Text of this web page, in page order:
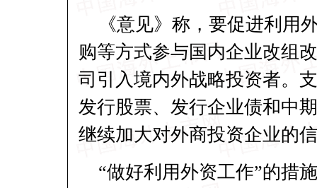
《意见》称，要促进利用
购等方式参与国内企业改组
司引入境内外战略投资者。
发行股票、发行企业债和中
继续加大对外商投资企业的
“做好利用外资工作”的措